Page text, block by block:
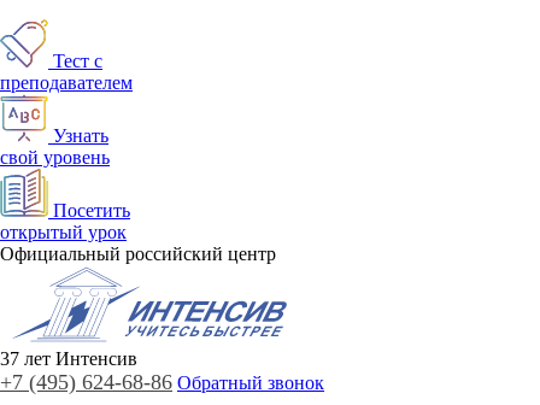
Тест с
преподавателем
Узнать
свой уровень
Посетить
открытый урок
Официальный российский центр
37 лет Интенсив
+7 (495) 624-68-86 Обратный звонок